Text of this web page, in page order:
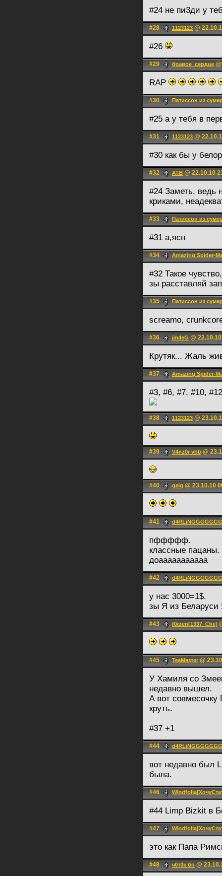
#24 не пи3ди у
#28 1123123 @
#26
#29 бравое_сердце
RAP
#30 Патиссон из
#25 а у тебя в
#31 1123123 @
#30 как бы у
#32 ATB @ 22.10.10
#24 Заметь, ведь
криками,
#33 Патиссон из
#31 а,ясн
#34 Amazing Spider-
#32 Такое
зы расставляй
#35 Патиссон из
screamo,
#36 jin4eG @
Крутяк... Жаль
#37 Amazing Spider-
#3, #6, #7, #10, #12
#38 1123123 @
#39 V4nz0r vbb @
#40 gelq @ 23.10.10
#41 d4RLiNGGGGGGG
пффффф.
классные пацаны.
доааааааааааа
#42 d4RLiNGGGGGGG
у нас 3000=1$.
зы Я из Беларуси
#43 f0rzen[1337_Che]
#45 TeaMaster @
У Хамиля со
недавно вышел.
А вот совмесочку
круть.
#37 +1
#44 d4RLiNGGGGGGG
вот недавно был
была.
#46
#44 Limp Bizkit в
#47
это как Папа
#48 ч0т0к бп @